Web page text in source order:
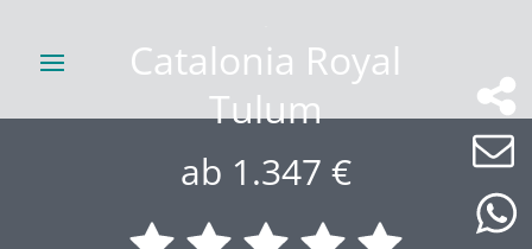
Catalonia Royal
Tulum
ab 1.347 €